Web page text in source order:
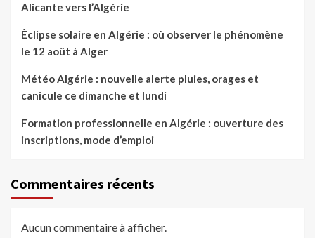
Alicante vers l’Algérie
Éclipse solaire en Algérie : où observer le phénomène
le 12 août à Alger
Météo Algérie : nouvelle alerte pluies, orages et
canicule ce dimanche et lundi
Formation professionnelle en Algérie : ouverture des
inscriptions, mode d’emploi
Commentaires récents
Aucun commentaire à afficher.